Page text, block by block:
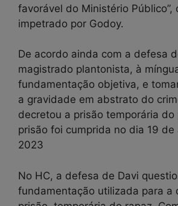
favorável do Ministério Público”,
impetrado por Godoy.
De acordo ainda com a defesa
magistrado plantonista, à
fundamentação objetiva, e
a gravidade em abstrato do
decretou a prisão temporária do
prisão foi cumprida no dia 19 de
2023
No HC, a defesa de Davi
fundamentação utilizada para a